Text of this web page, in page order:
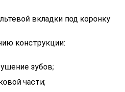
вкладки под коронку
конструкции:
зубов;
части;